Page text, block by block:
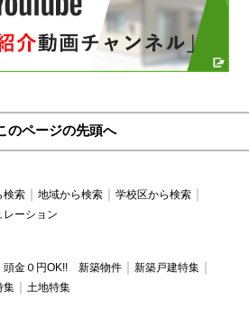
のページの先頭へ
検索 地域から検索
学校区から検索
レーション
頭金０円OK!! 新築物件
新築戸建特集
集 土地特集